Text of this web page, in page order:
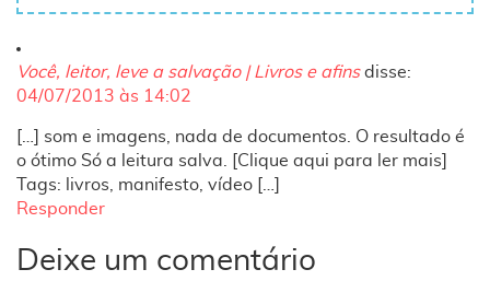
Você, leitor, leve a salvação | Livros e afins disse:
04/07/2013 às 14:02
[…] som e imagens, nada de documentos. O resultado é
o ótimo Só a leitura salva. [Clique aqui para ler mais]
Tags: livros, manifesto, vídeo […]
Responder
Deixe um comentário